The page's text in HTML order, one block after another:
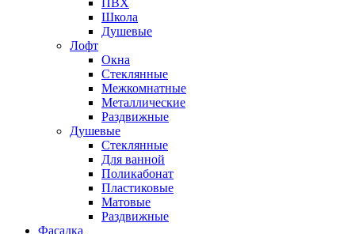
ПВХ
Школа
Душевые
Лофт
Окна
Стеклянные
Межкомнатные
Металлические
Раздвижные
Душевые
Стеклянные
Для ванной
Поликабонат
Пластиковые
Матовые
Раздвижные
Фасадка